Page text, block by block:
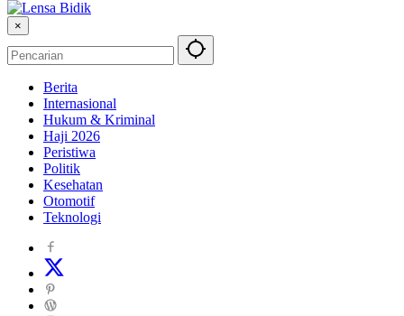
×
Berita
Internasional
Hukum & Kriminal
Haji 2026
Peristiwa
Politik
Kesehatan
Otomotif
Teknologi